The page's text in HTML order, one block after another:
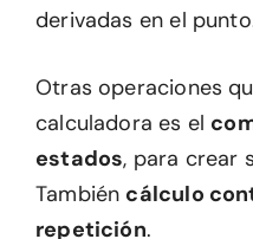
derivadas en el
Otras operaciones
calculadora es el
estados, para crear
También cálculo
repetición.